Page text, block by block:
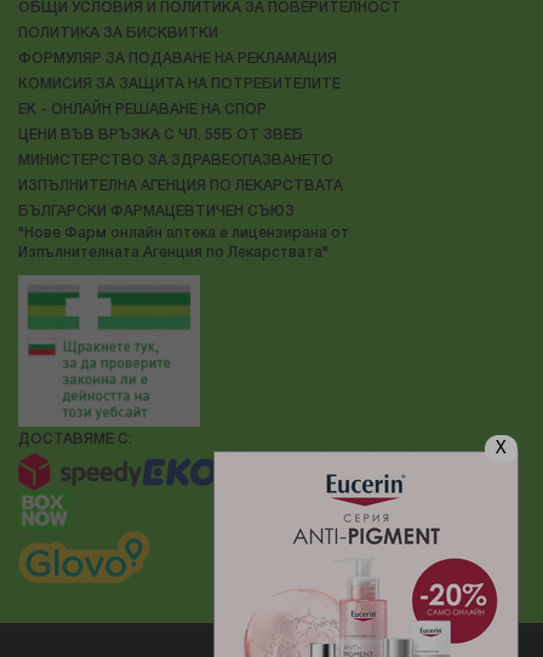
X
ОБЩИ УСЛОВИЯ И ПОЛИТИКА ЗА ПОВЕРИТЕЛНОСТ
ПОЛИТИКА ЗА БИСКВИТКИ
ФОРМУЛЯР ЗА ПОДАВАНЕ НА РЕКЛАМАЦИЯ
КОМИСИЯ ЗА ЗАЩИТА НА ПОТРЕБИТЕЛИТЕ
ЕК - ОНЛАЙН РЕШАВАНЕ НА СПОР
ЦЕНИ ВЪВ ВРЪЗКА С ЧЛ. 55Б ОТ ЗВЕБ
МИНИСТЕРСТВО ЗА ЗДРАВЕОПАЗВАНЕТО
ИЗПЪЛНИТЕЛНА АГЕНЦИЯ ПО ЛЕКАРСТВАТА
БЪЛГАРСКИ ФАРМАЦЕВТИЧЕН СЪЮЗ
"Нове Фарм онлайн аптека е лицензирана от
Изпълнителната Агенция по Лекарствата"
ДОСТАВЯМЕ С: